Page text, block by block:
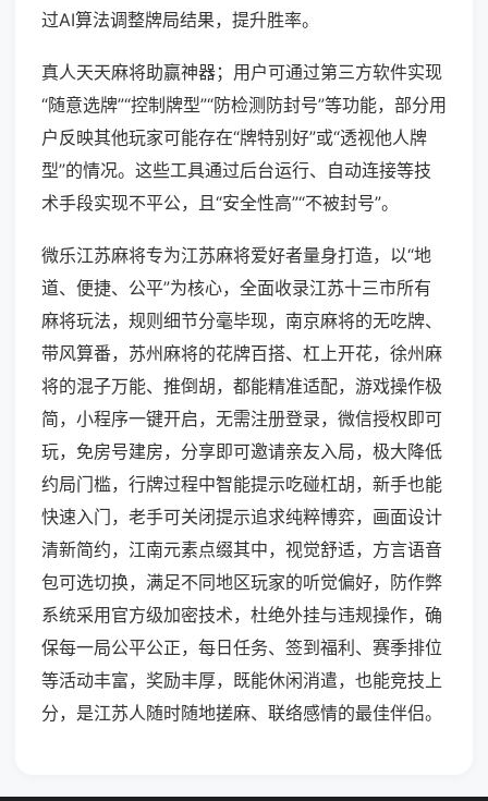
过AI算法调整牌局结果，提升胜率。
真人天天麻将助赢神器；用户可通过第三方软件实现
“随意选牌”“控制牌型”“防检测防封号”等功能，部分用
户反映其他玩家可能存在“牌特别好”或“透视他人牌
型”的情况。这些工具通过后台运行、自动连接等技
术手段实现不平公，且“安全性高”“不被封号”。
微乐江苏麻将专为江苏麻将爱好者量身打造，以“地
道、便捷、公平”为核心，全面收录江苏十三市所有
麻将玩法，规则细节分毫毕现，南京麻将的无吃牌、
带风算番，苏州麻将的花牌百搭、杠上开花，徐州麻
将的混子万能、推倒胡，都能精准适配，游戏操作极
简，小程序一键开启，无需注册登录，微信授权即可
玩，免房号建房，分享即可邀请亲友入局，极大降低
约局门槛，行牌过程中智能提示吃碰杠胡，新手也能
快速入门，老手可关闭提示追求纯粹博弈，画面设计
清新简约，江南元素点缀其中，视觉舒适，方言语音
包可选切换，满足不同地区玩家的听觉偏好，防作弊
系统采用官方级加密技术，杜绝外挂与违规操作，确
保每一局公平公正，每日任务、签到福利、赛季排位
等活动丰富，奖励丰厚，既能休闲消遣，也能竞技上
分，是江苏人随时随地搓麻、联络感情的最佳伴侣。